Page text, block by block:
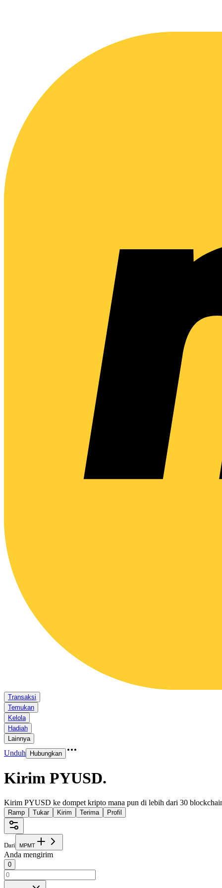
Transaksi
Temukan
Kelola
Hadiah
Lainnya
Unduh Hubungkan
Kirim PYUSD.
Kirim PYUSD ke dompet kripto mana pun di lebih dari 30
Ramp Tukar Kirim Terima Profil
Dari MPMT
Anda mengirim
0